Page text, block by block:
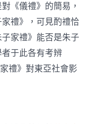
《儀禮》的簡易，
禮》，可見酌禮恰
家禮》能否是朱子
于此各有考辨
禮》對東亞社會影